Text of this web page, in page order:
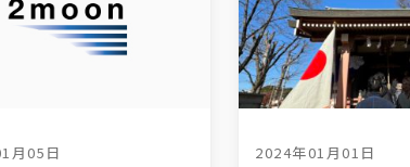
月05日 2024年01月01日